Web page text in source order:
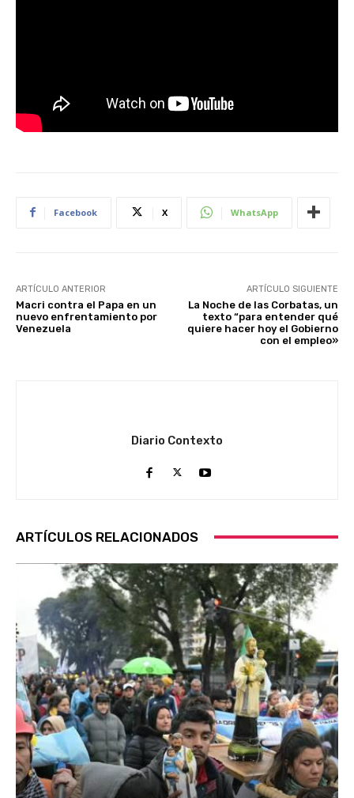
Facebook X WhatsApp
ARTÍCULO ANTERIOR
Macri contra el Papa en un
nuevo enfrentamiento por
Venezuela
ARTÍCULO SIGUIENTE
La Noche de las Corbatas, un
texto “para entender qué
quiere hacer hoy el Gobierno
con el empleo»
Diario Contexto
ARTÍCULOS RELACIONADOS